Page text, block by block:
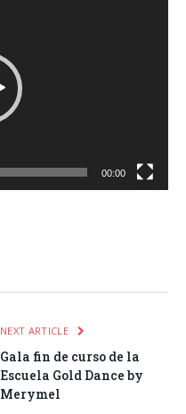
00:00
NEXT ARTICLE
Gala fin de curso de la
Escuela Gold Dance by
Merymel